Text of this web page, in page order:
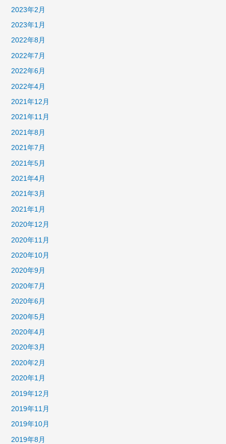
2023年2月
2023年1月
2022年8月
2022年7月
2022年6月
2022年4月
2021年12月
2021年11月
2021年8月
2021年7月
2021年5月
2021年4月
2021年3月
2021年1月
2020年12月
2020年11月
2020年10月
2020年9月
2020年7月
2020年6月
2020年5月
2020年4月
2020年3月
2020年2月
2020年1月
2019年12月
2019年11月
2019年10月
2019年8月